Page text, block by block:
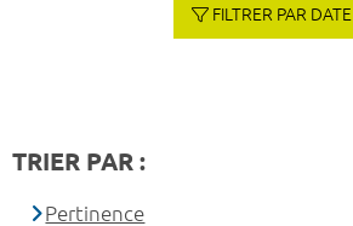
FILTRER PAR DATE
TRIER PAR :
Pertinence